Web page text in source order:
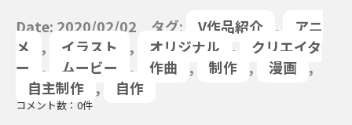
Date: 2020/02/02 タグ: V作品紹介 ,
アニ
メ
, イラスト , オリジナル ,
クリエイタ
ー
, ムービー , 作曲 , 制作 , 漫画
,
自主制作
, 自作
コメント数：0件